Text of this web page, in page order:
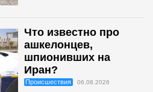
Что известно про
ашкелонцев,
шпионивших на
Иран?
Происшествия 06.08.2026